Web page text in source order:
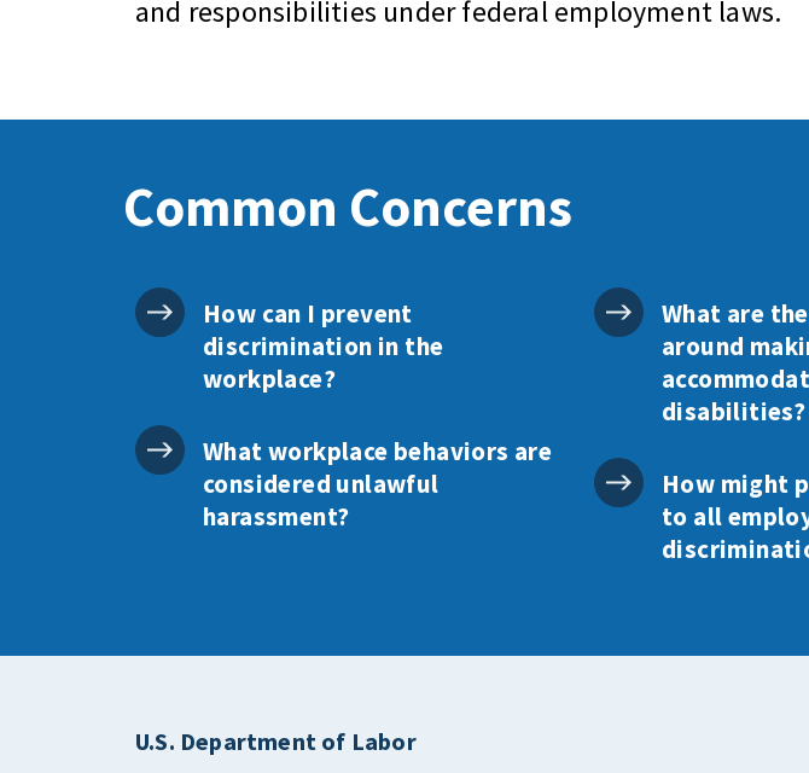
and responsibilities under federal employment laws.
Common Concerns
How can I prevent
discrimination in the
workplace?
What workplace behaviors are
considered unlawful
harassment?
What are
around
disabilities?
How might
to all
U.S. Department of Labor